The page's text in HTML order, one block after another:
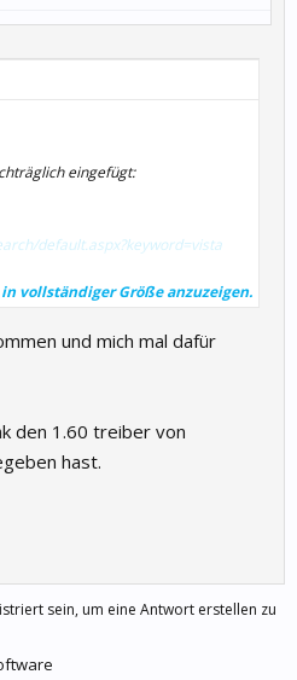
eingefügt:
default.aspx?keyword=vista
vollständiger Größe anzuzeigen.
und mich mal dafür
den 1.60 treiber von
hast.
sein, um eine Antwort erstellen zu